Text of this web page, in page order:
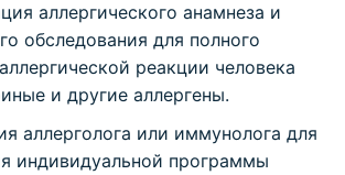
аллергического анамнеза и
обследования для полного
реакции человека
и другие аллергены.
аллерголога или иммунолога для
индивидуальной программы